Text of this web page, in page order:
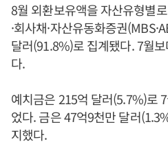
8월 외환보유액을 자산유형별
·회사채·자산유동화증권
달러(91.8%)로 집계됐다. 7월
다.
예치금은 215억 달러(5.7%)로
었다. 금은 47억9천만 달러
지했다.